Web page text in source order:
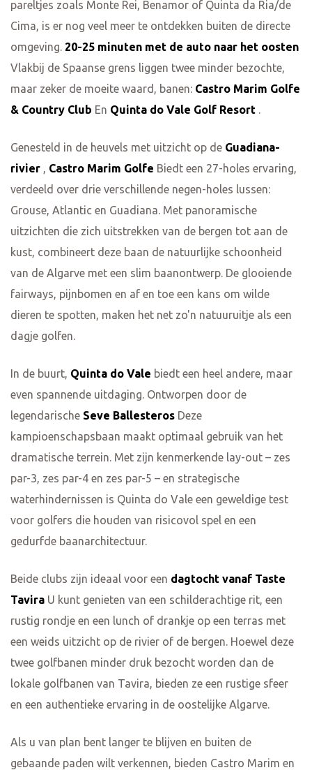
pareltjes zoals Monte Rei, Benamor of Quinta da Ria/de
Cima, is er nog veel meer te ontdekken buiten de directe
omgeving. 20-25 minuten met de auto naar het oosten
Vlakbij de Spaanse grens liggen twee minder bezochte,
maar zeker de moeite waard, banen: Castro Marim Golfe
& Country Club En Quinta do Vale Golf Resort .
Genesteld in de heuvels met uitzicht op de Guadiana-
rivier , Castro Marim Golfe Biedt een 27-holes ervaring,
verdeeld over drie verschillende negen-holes lussen:
Grouse, Atlantic en Guadiana. Met panoramische
uitzichten die zich uitstrekken van de bergen tot aan de
kust, combineert deze baan de natuurlijke schoonheid
van de Algarve met een slim baanontwerp. De glooiende
fairways, pijnbomen en af en toe een kans om wilde
dieren te spotten, maken het net zo'n natuuruitje als een
dagje golfen.
In de buurt, Quinta do Vale biedt een heel andere, maar
even spannende uitdaging. Ontworpen door de
legendarische Seve Ballesteros Deze
kampioenschapsbaan maakt optimaal gebruik van het
dramatische terrein. Met zijn kenmerkende lay-out – zes
par-3, zes par-4 en zes par-5 – en strategische
waterhindernissen is Quinta do Vale een geweldige test
voor golfers die houden van risicovol spel en een
gedurfde baanarchitectuur.
Beide clubs zijn ideaal voor een dagtocht vanaf Taste
Tavira U kunt genieten van een schilderachtige rit, een
rustig rondje en een lunch of drankje op een terras met
een weids uitzicht op de rivier of de bergen. Hoewel deze
twee golfbanen minder druk bezocht worden dan de
lokale golfbanen van Tavira, bieden ze een rustige sfeer
en een authentieke ervaring in de oostelijke Algarve.
Als u van plan bent langer te blijven en buiten de
gebaande paden wilt verkennen, bieden Castro Marim en